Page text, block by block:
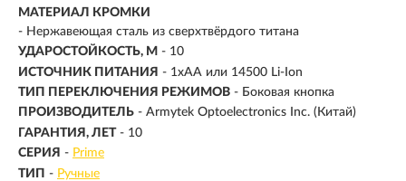
МАТЕРИАЛ КРОМКИ
- Нержавеющая сталь из сверхтвёрдого титана
УДАРОСТОЙКОСТЬ, М - 10
ИСТОЧНИК ПИТАНИЯ - 1xAA или 14500 Li-Ion
ТИП ПЕРЕКЛЮЧЕНИЯ РЕЖИМОВ - Боковая кнопка
ПРОИЗВОДИТЕЛЬ - Armytek Optoelectronics Inc. (Китай)
ГАРАНТИЯ, ЛЕТ - 10
СЕРИЯ - Prime
ТИП - Ручные